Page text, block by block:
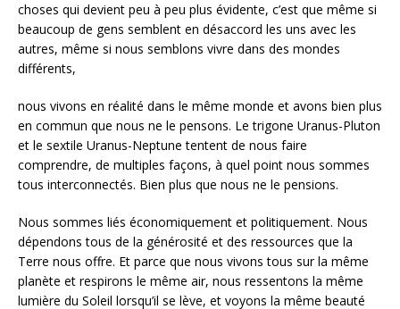
choses qui devient peu à peu plus évidente, c’est que même si
beaucoup de gens semblent en désaccord les uns avec les
autres, même si nous semblons vivre dans des mondes
différents,
nous vivons en réalité dans le même monde et avons bien plus
en commun que nous ne le pensons. Le trigone Uranus-Pluton
et le sextile Uranus-Neptune tentent de nous faire
comprendre, de multiples façons, à quel point nous sommes
tous interconnectés. Bien plus que nous ne le pensions.
Nous sommes liés économiquement et politiquement. Nous
dépendons tous de la générosité et des ressources que la
Terre nous offre. Et parce que nous vivons tous sur la même
planète et respirons le même air, nous ressentons la même
lumière du Soleil lorsqu’il se lève, et voyons la même beauté